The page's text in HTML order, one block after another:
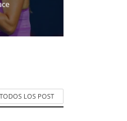
LOS POST